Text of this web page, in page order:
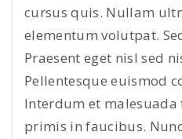
cursus quis. Nullam
elementum volutpat.
Praesent eget nisl sed
Pellentesque euismod
Interdum et malesuada
primis in faucibus.